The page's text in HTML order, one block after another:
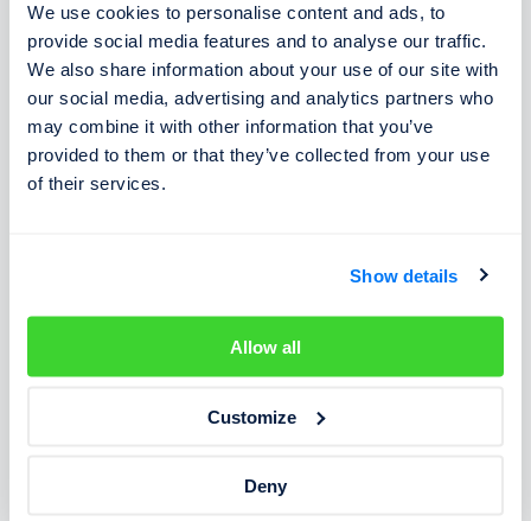
We use cookies to personalise content and ads, to
provide social media features and to analyse our traffic.
We also share information about your use of our site with
our social media, advertising and analytics partners who
may combine it with other information that you’ve
provided to them or that they’ve collected from your use
of their services.
Show details
Allow all
Customize
Deny
fiecare 100 km
Pentru a calcula costul exact al călătoriei tale, îți
recomandăm să folosești calculatorul oficial pe site-
ulAutoroutes.fr.
vehiculul dumneavoastră:
înălțimea de până la 2 metri (autoturisme